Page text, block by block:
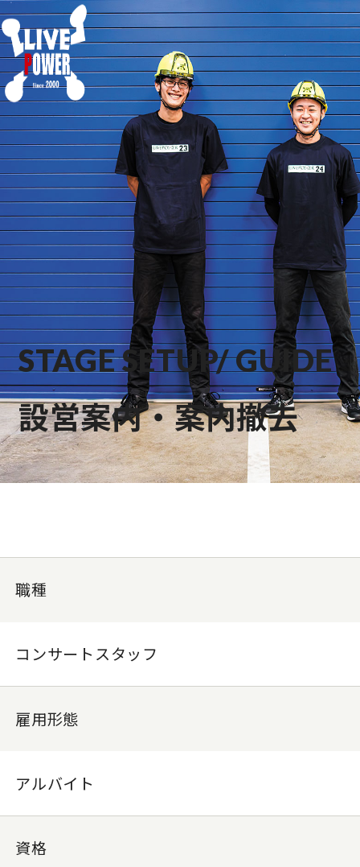
STAGE SETUP/ GUIDE
設営案内・案内撤去
職種
コンサートスタッフ
雇用形態
アルバイト
資格